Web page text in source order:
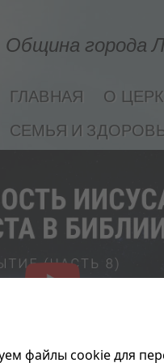
Община города
ГЛАВНАЯ
О
СЕМЬЯ И
файлы cookie для